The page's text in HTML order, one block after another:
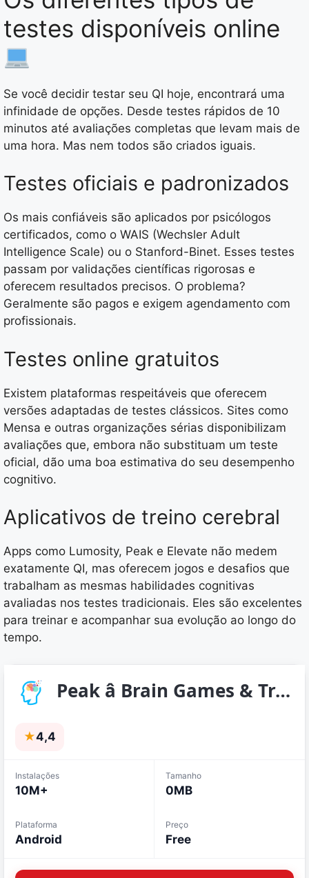
testes disponíveis online
Se você decidir testar seu QI hoje, encontrará uma
infinidade de opções. Desde testes rápidos de 10
minutos até avaliações completas que levam mais de
uma hora. Mas nem todos são criados iguais.
Testes oficiais e padronizados
Os mais confiáveis são aplicados por psicólogos
certificados, como o WAIS (Wechsler Adult
Intelligence Scale) ou o Stanford-Binet. Esses testes
passam por validações científicas rigorosas e
oferecem resultados precisos. O problema?
Geralmente são pagos e exigem agendamento com
profissionais.
Testes online gratuitos
Existem plataformas respeitáveis que oferecem
versões adaptadas de testes clássicos. Sites como
Mensa e outras organizações sérias disponibilizam
avaliações que, embora não substituam um teste
oficial, dão uma boa estimativa do seu desempenho
cognitivo.
Aplicativos de treino cerebral
Apps como Lumosity, Peak e Elevate não medem
exatamente QI, mas oferecem jogos e desafios que
trabalham as mesmas habilidades cognitivas
avaliadas nos testes tradicionais. Eles são excelentes
para treinar e acompanhar sua evolução ao longo do
tempo.
Peak â Brain Games & Training
★4,4
Instalações
10M+
Tamanho
0MB
Plataforma
Android
Preço
Free